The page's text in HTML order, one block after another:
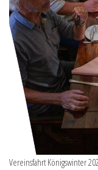
Vereinsfahrt Königswinter